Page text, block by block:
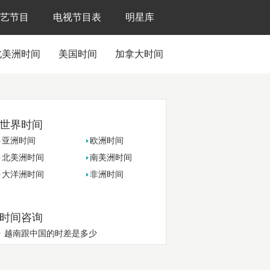
明星库
电视节目表
节目
洲时间 美国时间 加拿大时间
世界时间
亚洲时间
欧洲时间
北美洲时间
南美洲时间
大洋洲时间
非洲时间
时间咨询
越南跟中国的时差是多少